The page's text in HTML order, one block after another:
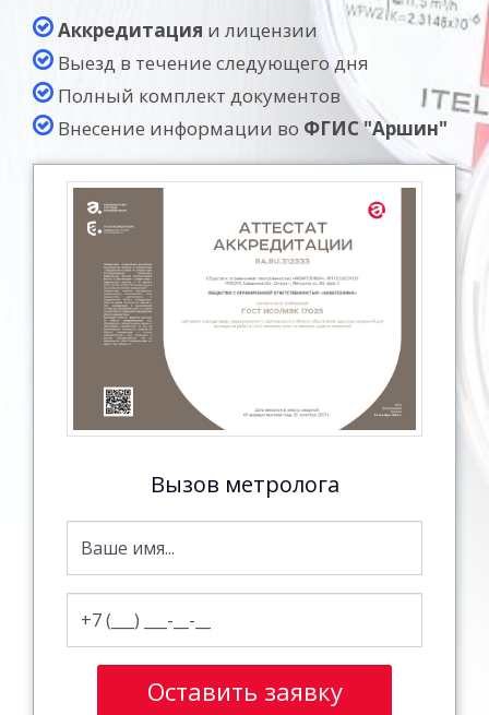
Аккредитация и лицензии
Выезд в течение следующего дня
Полный комплект документов
Внесение информации во ФГИС "Аршин"
Вызов метролога